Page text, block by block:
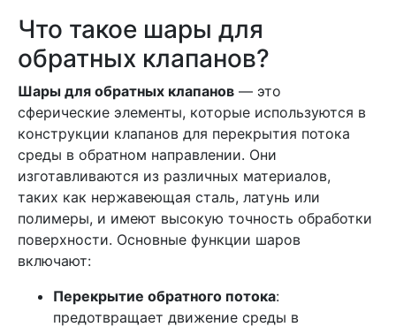
Что такое шары для
обратных клапанов?
Шары для обратных клапанов — это
сферические элементы, которые используются в
конструкции клапанов для перекрытия потока
среды в обратном направлении. Они
изготавливаются из различных материалов,
таких как нержавеющая сталь, латунь или
полимеры, и имеют высокую точность обработки
поверхности. Основные функции шаров
включают:
Перекрытие обратного потока:
предотвращает движение среды в